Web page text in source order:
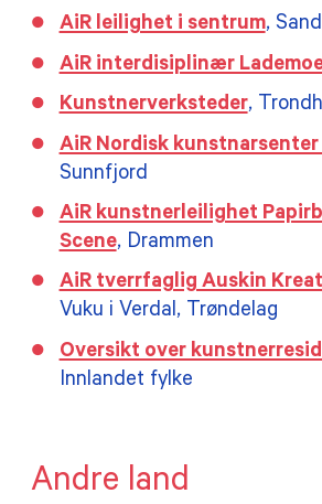
AiR leilighet i sentrum,
AiR interdisiplinær
Kunstnerverksteder,
AiR Nordisk kunstnarsenter
Sunnfjord
AiR kunstnerleilighet
Scene, Drammen
AiR tverrfaglig Auskin
Vuku i Verdal, Trøndelag
Oversikt over
Innlandet fylke
Andre land